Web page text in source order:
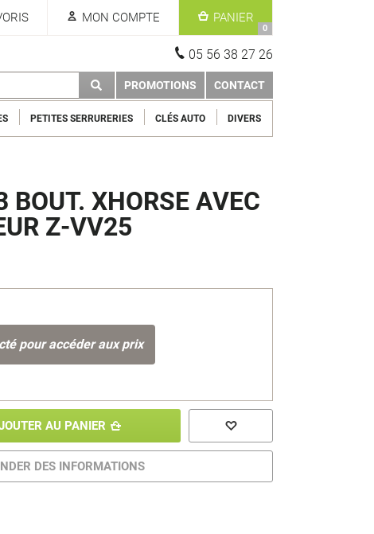
MON COMPTE PANIER
0
05 56 38 27 26
PROMOTIONS CONTACT
PETITES SERRURERIES CLÉS AUTO DIVERS
BOUT. XHORSE AVEC
Z-VV25
pour accéder aux prix
AU PANIER
DES INFORMATIONS